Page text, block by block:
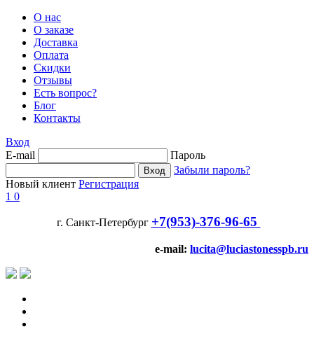
О нас
О заказе
Доставка
Оплата
Скидки
Отзывы
Есть вопрос?
Блог
Контакты
Вход
E-mail
Пароль
Забыли пароль?
Новый клиент Регистрация
1 0
г. Санкт-Петербург +7(953)-376-96-65
e-mail: lucita@luciastonesspb.ru